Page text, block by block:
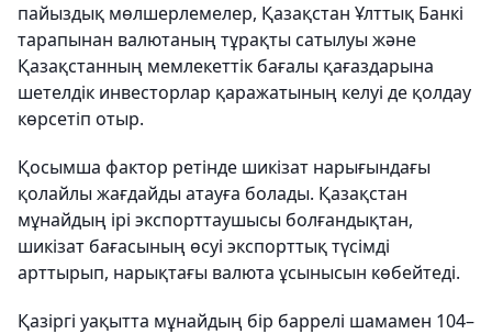
пайыздық мөлшерлемелер, Қазақстан Ұлттық Банкі
тарапынан валютаның тұрақты сатылуы және
Қазақстанның мемлекеттік бағалы қағаздарына
шетелдік инвесторлар қаражатының келуі де қолдау
көрсетіп отыр.
Қосымша фактор ретінде шикізат нарығындағы
қолайлы жағдайды атауға болады. Қазақстан
мұнайдың ірі экспорттаушысы болғандықтан,
шикізат бағасының өсуі экспорттық түсімді
арттырып, нарықтағы валюта ұсынысын көбейтеді.
Қазіргі уақытта мұнайдың бір баррелі шамамен 104–